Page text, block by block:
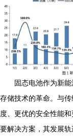
固态电池作为新
存储技术的革命。与
度、更优的安全性能
要解决方案，其发展轨